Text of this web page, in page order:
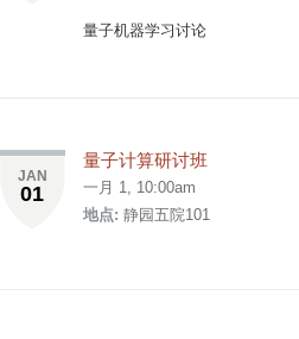
量子机器学习讨论
JAN
01
量子计算研讨班
一月 1, 10:00am
地点: 静园五院101